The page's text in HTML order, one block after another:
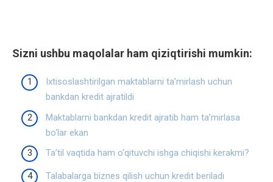
Sizni ushbu maqolalar ham qiziqtirishi mumkin:
Ixtisoslashtirilgan maktablarni ta’mirlash uchun
bankdan kredit ajratildi
Maktablarni bankdan kredit ajratib ham ta’mirlasa
bo‘lar ekan
Ta’til vaqtida ham o‘qituvchi ishga chiqishi kerakmi?
Talabalarga biznes qilish uchun kredit beriladi